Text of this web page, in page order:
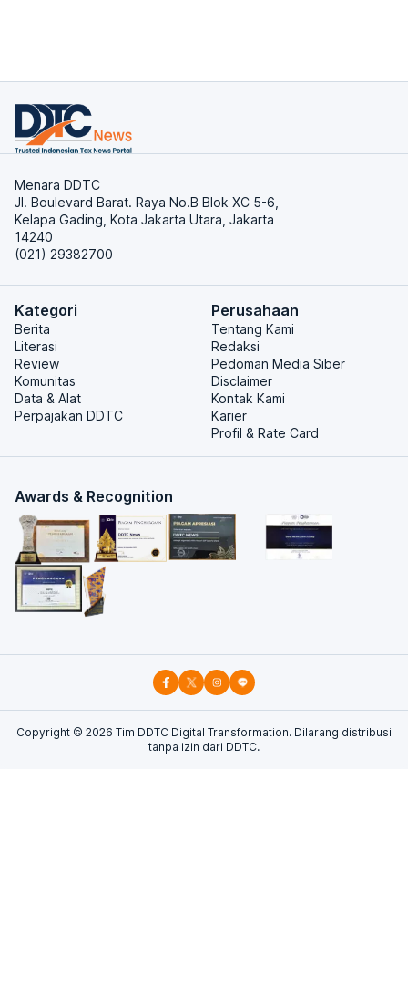
Menara DDTC
Jl. Boulevard Barat. Raya No.B Blok XC 5-6,
Kelapa Gading, Kota Jakarta Utara, Jakarta
14240
(021) 29382700
Kategori
Berita
Literasi
Review
Komunitas
Data & Alat
Perpajakan DDTC
Perusahaan
Tentang Kami
Redaksi
Pedoman Media Siber
Disclaimer
Kontak Kami
Karier
Profil & Rate Card
Awards & Recognition
Copyright © 2026 Tim DDTC Digital Transformation. Dilarang distribusi
tanpa izin dari DDTC.